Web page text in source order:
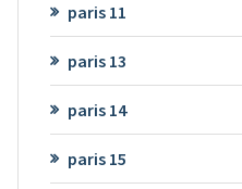
paris 11
paris 13
paris 14
paris 15